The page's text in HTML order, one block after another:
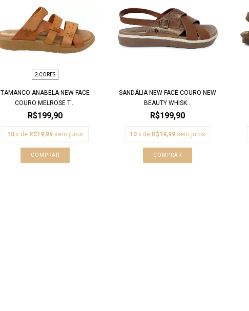
2 CORES
TAMANCO ANABELA NEW FACE
COURO MELROSE T...
R$199,90
10 x de R$19,99 sem juros
COMPRAR
SANDÁLIA NEW FACE COURO NEW
BEAUTY WHISK...
R$199,90
10 x de R$19,99 sem juros
COMPRAR